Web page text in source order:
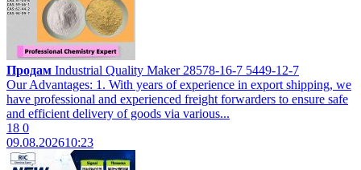
Продам Industrial Quality Maker 28578-16-7 5449-12-7
Our Advantages: 1. With years of experience in export shipping, we
have professional and experienced freight forwarders to ensure safe
and efficient delivery of goods via various...
18 0
09.08.202610:23